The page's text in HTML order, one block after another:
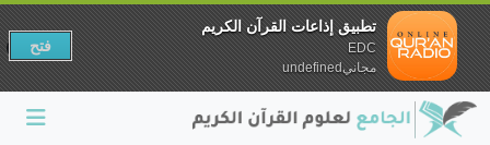
تطبيق إذاعات القرآن الكريم
EDC
مجانيundefined
فتح